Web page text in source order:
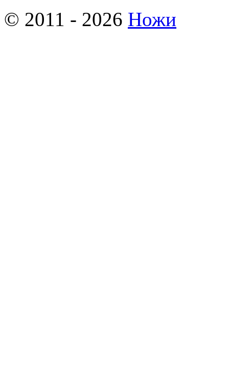
© 2011 - 2026 Ножи